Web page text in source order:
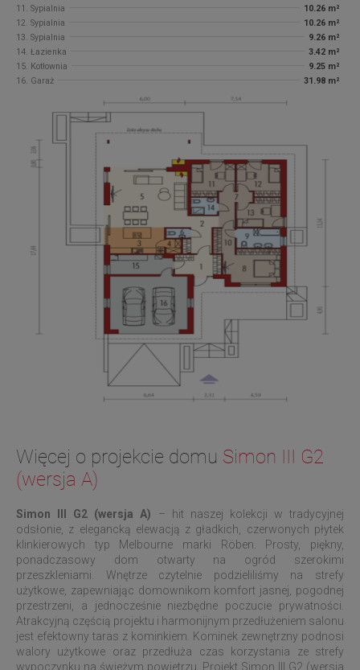
11. Sypialnia
10.26 m²
12. Sypialnia
10.26 m²
13. Sypialnia
9.26 m²
14. Łazienka
3.42 m²
15. Kotłownia
9.25 m²
16. Garaż
31.98 m²
Więcej o projekcie domu Simon III G2
(wersja A)
Simon III G2 (wersja A) – hit naszej kolekcji w tradycyjnej
odsłonie, z elegancką elewacją z gładkich, czerwonych płytek
klinkierowych typ Melbourne marki
Röben . Prosty, piękny,
ponadczasowy dom otwarty na ogród szerokimi
przeszkleniami. Wnętrze czytelnie podzieliliśmy na strefy
użytkowe, zapewniając domownikom komfort jasnej, pogodnej
przestrzeni, a jednocześnie niezbędne poczucie prywatności.
Atrakcyjną częścią projektu i harmonijnym przedłużeniem salonu
jest efektowny taras z kominkiem. Kominek zewnętrzny podnosi
walory użytkowe oraz przedłuża czas korzystania ze strefy
wypoczynku na świeżym powietrzu. Projekt Simon III G2 (wersja